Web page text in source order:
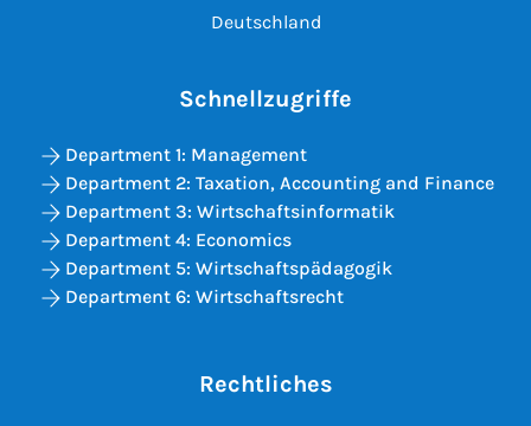
Deutschland
Schnellzugriffe
Department 1: Management
Department 2: Taxation, Accounting and Finance
Department 3: Wirtschaftsinformatik
Department 4: Economics
Department 5: Wirtschaftspädagogik
Department 6: Wirtschaftsrecht
Rechtliches